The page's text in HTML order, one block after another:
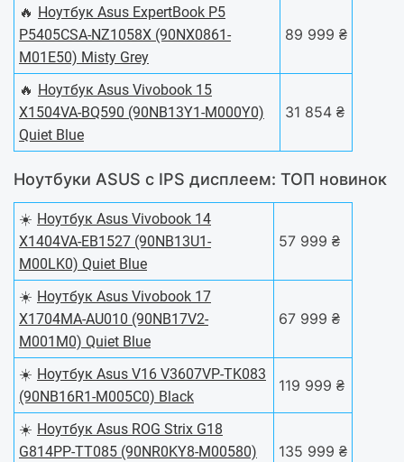
🔥 Ноутбук Asus ExpertBook P5
P5405CSA-NZ1058X (90NX0861-
M01E50) Misty Grey
89 999 ₴
🔥 Ноутбук Asus Vivobook 15
X1504VA-BQ590 (90NB13Y1-M000Y0)
Quiet Blue
31 854 ₴
Ноутбуки ASUS с IPS дисплеем: ТОП новинок
☀️ Ноутбук Asus Vivobook 14
X1404VA-EB1527 (90NB13U1-
M00LK0) Quiet Blue
57 999 ₴
☀️ Ноутбук Asus Vivobook 17
X1704MA-AU010 (90NB17V2-
M001M0) Quiet Blue
67 999 ₴
☀️ Ноутбук Asus V16 V3607VP-TK083
(90NB16R1-M005C0) Black
119 999 ₴
☀️ Ноутбук Asus ROG Strix G18
G814PP-TT085 (90NR0KY8-M00580)
135 999 ₴